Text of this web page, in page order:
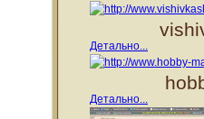
Детально...
Детально...